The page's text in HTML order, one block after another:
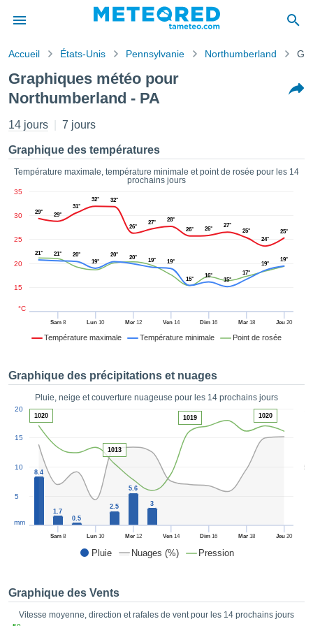
de
a
des
Vous
en
:
les
des
par le
de
sur
ACCEPTER
CONTINUER
PARAMÈTRES
Accueil États-Unis Pennsylvanie Northumberland
Graphiques météo pour
Northumberland - PA
14 jours 7 jours
Graphique des températures
Température maximale, température minimale et point de rosée pour les 14
prochains jours
Température maximale Température minimale Point de rosée
Sam8 Lun 10 Mer12 Ven14 Dim 16 Mar18 Jeu 20
15
20
25
30
35
°C
29° 29°
31°
32° 32°
26°
27°
28°
26°
26°
27°
25°
24°
25°
21° 21°
20°
19°
20° 20° 19° 19°
15°
16°
15°
17°
19°
19°
Graphique des précipitations et nuages
Pluie, neige et couverture nuageuse pour les 14 prochains jours
Pluie Nuages (%) Pression
50
Sam8 Lun 10 Mer12 Ven14 Dim 16 Mar18 Jeu 20
5
10
15
20
mm
8.4
1.7
0.5
2.5
5.6
3
1020
1013
1019 1020
Graphique des Vents
Vitesse moyenne, direction et rafales de vent pour les 14 prochains jours